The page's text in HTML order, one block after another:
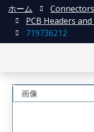
ホーム Connectors
PCB Headers
719736212
画像